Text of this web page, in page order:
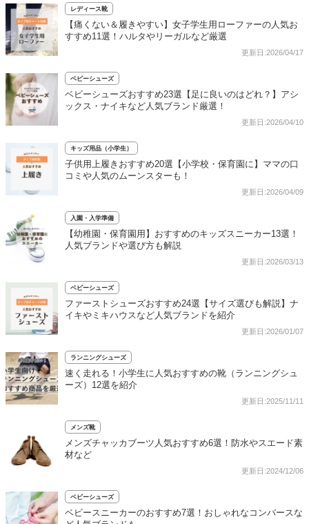
レディース靴
【痛くない＆履きやすい】女子学生用ローファーの人気お
すすめ11選！ハルタやリーガルなど厳選
更新日:2026/04/17
ベビーシューズ
ベビーシューズおすすめ23選【足に良いのはどれ？】アシ
ックス・ナイキなど人気ブランド厳選！
更新日:2026/04/10
キッズ用品（小学生）
子供用上履きおすすめ20選【小学校・保育園に】ママの口
コミや人気のムーンスターも！
更新日:2026/04/09
入園・入学準備
【幼稚園・保育園用】おすすめのキッズスニーカー13選！
人気ブランドや選び方も解説
更新日:2026/03/13
ベビーシューズ
ファーストシューズおすすめ24選【サイズ選びも解説】ナ
イキやミキハウスなど人気ブランドを紹介
更新日:2026/01/07
ランニングシューズ
速く走れる！小学生に人気おすすめの靴（ランニングシュ
ーズ）12選を紹介
更新日:2025/11/11
メンズ靴
メンズチャッカブーツ人気おすすめ6選！防水やスエード素
材など
更新日:2024/12/06
ベビーシューズ
ベビースニーカーのおすすめ7選！おしゃれなコンバースな